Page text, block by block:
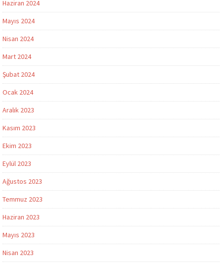
Haziran 2024
Mayıs 2024
Nisan 2024
Mart 2024
Şubat 2024
Ocak 2024
Aralık 2023
Kasım 2023
Ekim 2023
Eylül 2023
Ağustos 2023
Temmuz 2023
Haziran 2023
Mayıs 2023
Nisan 2023